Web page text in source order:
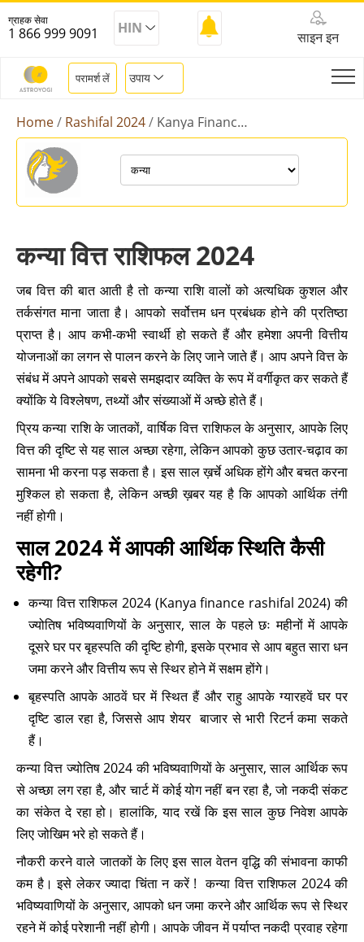
ग्राहक सेवा
1 866 999 9091 HIN
साइन इन
परामर्श लें उपाय
Home Rashifal 2024 Kanya Finance Rashifal 2024
कन्या वित्त राशिफल 2024
जब वित्त की बात आती है तो कन्या राशि वालों को अत्यधिक कुशल और
तर्कसंगत माना जाता है। आपको सर्वोत्तम धन प्रबंधक होने की प्रतिष्ठा
प्राप्त है। आप कभी-कभी स्वार्थी हो सकते हैं और हमेशा अपनी वित्तीय
योजनाओं का लगन से पालन करने के लिए जाने जाते हैं। आप अपने वित्त के
संबंध में अपने आपको सबसे समझदार व्यक्ति के रूप में वर्गीकृत कर सकते हैं
क्योंकि ये विश्लेषण, तथ्यों और संख्याओं में अच्छे होते हैं।
प्रिय कन्या राशि के जातकों, वार्षिक वित्त राशिफल के अनुसार, आपके लिए
वित्त की दृष्टि से यह साल अच्छा रहेगा, लेकिन आपको कुछ उतार-चढ़ाव का
सामना भी करना पड़ सकता है। इस साल ख़र्चे अधिक होंगे और बचत करना
मुश्किल हो सकता है, लेकिन अच्छी ख़बर यह है कि आपको आर्थिक तंगी
नहीं होगी।
साल 2024 में आपकी आर्थिक स्थिति कैसी
रहेगी?
कन्या वित्त राशिफल 2024 (Kanya finance rashifal 2024) की
ज्योतिष भविष्यवाणियों के अनुसार, साल के पहले छः महीनों में आपके
दूसरे घर पर बृहस्पति की दृष्टि होगी, इसके प्रभाव से आप बहुत सारा धन
जमा करने और वित्तीय रूप से स्थिर होने में सक्षम होंगे।
बृहस्पति आपके आठवें घर में स्थित हैं और राहु आपके ग्यारहवें घर पर
दृष्टि डाल रहा है, जिससे आप शेयर बाजार से भारी रिटर्न कमा सकते
हैं।
कन्या वित्त ज्योतिष 2024 की भविष्यवाणियों के अनुसार, साल आर्थिक रूप
से अच्छा लग रहा है, और चार्ट में कोई योग नहीं बन रहा है, जो नकदी संकट
का संकेत दे रहा हो। हालांकि, याद रखें कि इस साल कुछ निवेश आपके
लिए जोखिम भरे हो सकते हैं।
नौकरी करने वाले जातकों के लिए इस साल वेतन वृद्धि की संभावना काफी
कम है। इसे लेकर ज्यादा चिंता न करें ! कन्या वित्त राशिफल 2024 की
भविष्यवाणियों के अनुसार, आपको धन जमा करने और आर्थिक रूप से स्थिर
रहने में कोई परेशानी नहीं होगी। आपके जीवन में पर्याप्त नकदी प्रवाह रहेगा